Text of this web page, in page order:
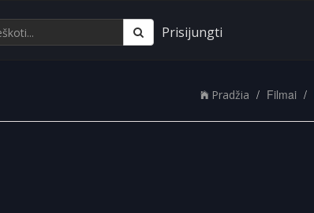
Prisijungti
Pradžia Filmai